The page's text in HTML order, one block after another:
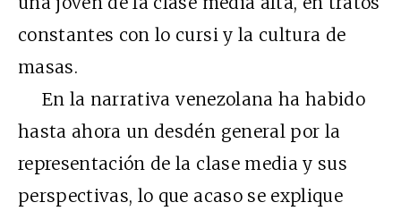
constantes con lo cursi y la cultura de
masas.
En la narrativa venezolana ha habido
hasta ahora un desdén general por la
representación de la clase media y sus
perspectivas, lo que acaso se explique